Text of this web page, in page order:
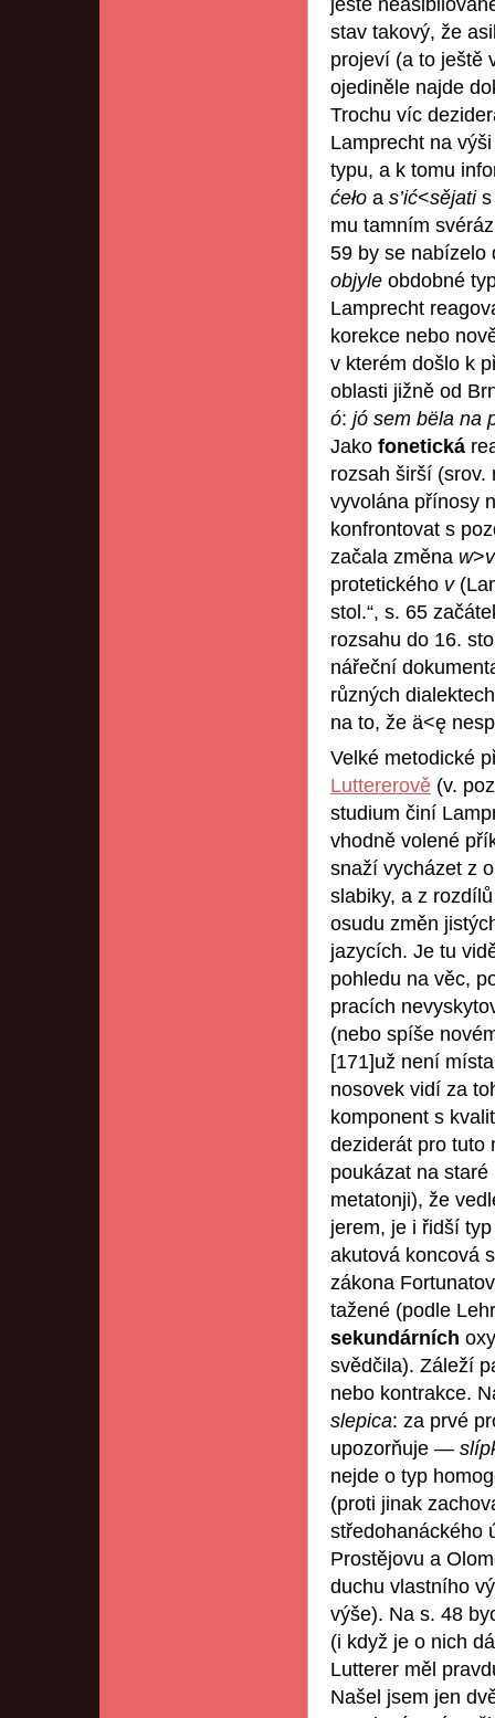
ještě
stav takový, že
projeví (a to ještě
ojediněle najde
Trochu víc
Lamprecht na
typu, a k tomu
ćeło a s’ić<sějati
mu tamním
59 by se
objyle obdobné
Lamprecht
korekce nebo
v kterém došlo k
oblasti jižně od
ó: jó sem bëla na
Jako fonetická
rozsah širší (srov.
vyvolána přínosy
konfrontovat s
začala změna w>
protetického v
stol.“, s. 65
rozsahu do 16.
nářeční
různých
na to, že ä<ę
Velké metodické
Luttererově (v.
studium činí
vhodně volené
snaží vycházet z
slabiky, a z
osudu změn
jazycích. Je tu
pohledu na věc,
pracích
(nebo spíše
[171]už není
nosovek vidí za
komponent s
deziderát pro tuto
poukázat na staré
metatonji), že
jerem, je i řidší
akutová koncová
zákona
tažené (podle
sekundárních
svědčila). Záleží
nebo kontrakce.
slepica: za prvé
upozorňuje —
nejde o typ
(proti jinak
středohanáckého
Prostějovu a
duchu vlastního
výše). Na s. 48
(i když je o nich
Lutterer měl
Našel jsem jen